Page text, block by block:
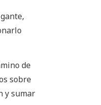
de
sobre
y sumar